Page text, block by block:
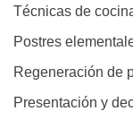
Técnicas de
Postres
Regeneración de
Presentación y